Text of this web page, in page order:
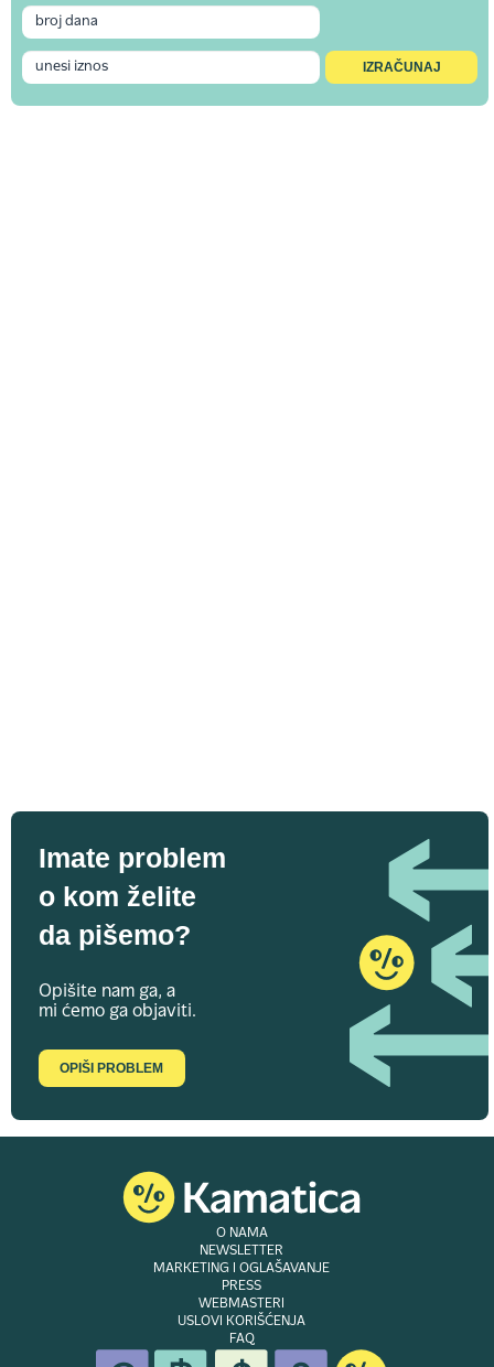
Imate problem
o kom želite
da pišemo?
Opišite nam ga, a
mi ćemo ga objaviti.
OPIŠI PROBLEM
O NAMA
NEWSLETTER
MARKETING I OGLAŠAVANJE
PRESS
WEBMASTERI
USLOVI KORIŠĆENJA
FAQ